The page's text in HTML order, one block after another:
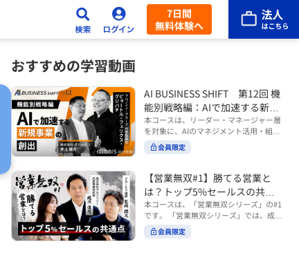
7日間
無料体験へ
おすすめの学習動画
AI BUSINESS SHIFT 第12回 機
能別戦略編：AIで加速する新規
事業の創出
本コースは、リーダー・マネージャー層
を対象に、AIのマネジメント活用・組織
活用を体系的に学ぶ 『AI BUSINESS SHI
FTシリーズ（全12回）』の第12回で
る新規事業の創出」では、新規事業やス
タートアップを取り巻く環境がどのよう
に変化しているのかを俯瞰し、新たな価
値創造と非連続な成長を生み出すため
に、AI時代における事業機会の捉え方
や、成功確率を高めるための考え方につ
会員限定
【営業無双#1】勝てる営業と
は？トップ5%セールスの共通
点
本コースは、「営業無双シリーズ」の#1
です。 「営業無双シリーズ」では、成約
率アップに向けて、お客様に選ばれ続け
る無双の営業になるための実践的な考え
会員限定